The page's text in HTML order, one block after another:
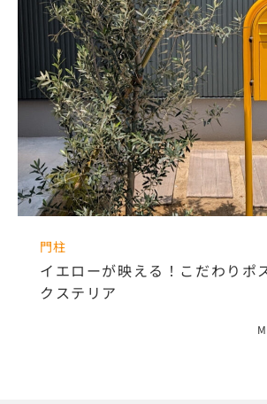
門柱
イエローが映える！こだわりポ
クステリア